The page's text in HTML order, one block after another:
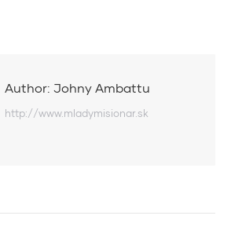
Author: Johny Ambattu
http://www.mladymisionar.sk